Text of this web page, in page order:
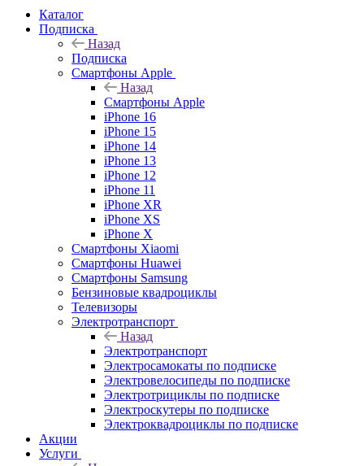
Каталог
Подписка
Назад
Подписка
Смартфоны Apple
Назад
Смартфоны Apple
iPhone 16
iPhone 15
iPhone 14
iPhone 13
iPhone 12
iPhone 11
iPhone XR
iPhone XS
iPhone X
Смартфоны Xiaomi
Смартфоны Huawei
Смартфоны Samsung
Бензиновые квадроциклы
Телевизоры
Электротранспорт
Назад
Электротранспорт
Электросамокаты по подписке
Электровелосипеды по подписке
Электротрициклы по подписке
Электроскутеры по подписке
Электроквадроциклы по подписке
Акции
Услуги